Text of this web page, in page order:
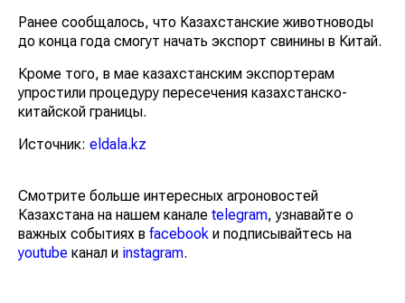
Ранее сообщалось, что Казахстанские животноводы
до конца года смогут начать экспорт свинины в Китай.
Кроме того, в мае казахстанским экспортерам
упростили процедуру пересечения казахстанско-
китайской границы.
Источник: eldala.kz
Смотрите больше интересных агроновостей
Казахстана на нашем канале telegram, узнавайте о
важных событиях в facebook и подписывайтесь на
youtube канал и instagram.